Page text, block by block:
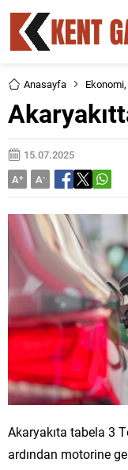
Anasayfa Ekonomi,
15.07.2025
A+ A-
Akaryakıta tabela 3
ardından motorine